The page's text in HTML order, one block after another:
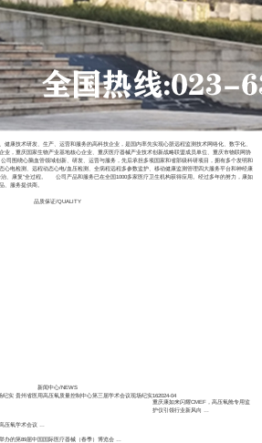
康技术研发、生产、运营和服务的高科技企业，是国内率先实现心脏远程监测技术网络化、数字化、
业，重庆国家生物产业基地核心企业、重庆医疗器械产业技术创新战略联盟成员单位、重庆市物联网协
围绕心脑血管领域创新、研发、运营与服务，先后承担多项国家和省部级科研项目，拥有多个发明和
心电检测、远程动态心电/血压检测、全病程远程多参数监护、移动健康监测管理四大服务平台和神经康
、康复”全过程。 公司产品和服务已在全国1000多家医疗卫生机构获得应用。经过多年的努力，康如
、服务提供商。
品质保证/QUALITY
新闻中心/NEWS
贵州省医用高压氧质量控制中心第三届学术会议现场纪实162024-04
重庆康如来闪耀CMEF，高压氧舱专用监
护仪引领行业新风向
压氧学术会议
办的第89届中国国际医疗器械（春季）博览会